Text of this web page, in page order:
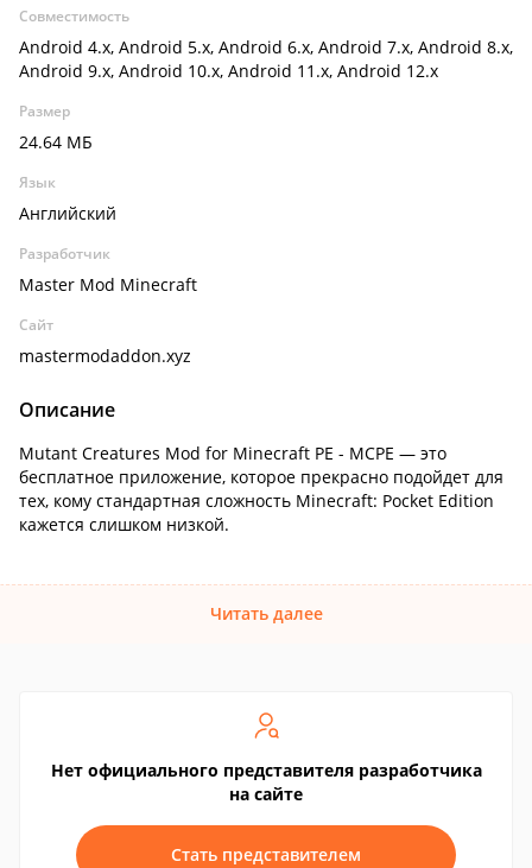
Совместимость
Android 4.x, Android 5.x, Android 6.x, Android 7.x, Android 8.x,
Android 9.x, Android 10.x, Android 11.x, Android 12.x
Размер
24.64 МБ
Язык
Английский
Разработчик
Master Mod Minecraft
Сайт
mastermodaddon.xyz
Описание
Mutant Creatures Mod for Minecraft PE - MCPE — это
бесплатное приложение, которое прекрасно подойдет для
тех, кому стандартная сложность Minecraft: Pocket Edition
кажется слишком низкой.
Читать далее
Нет официального представителя разработчика
на сайте
Стать представителем